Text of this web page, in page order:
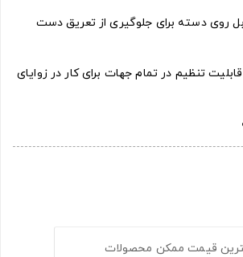
روی دسته برای جلوگیری از تعریق دست
با قابلیت تنظیم در تمام جهات برای کار در زوایای
قیمت ممکن محصولات